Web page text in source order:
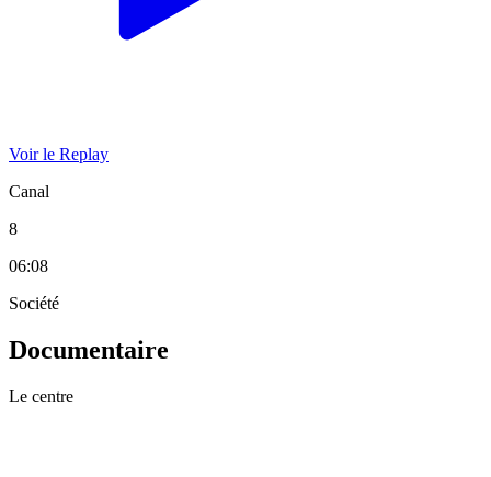
Voir le Replay
Canal
8
06:08
Société
Documentaire
Le centre